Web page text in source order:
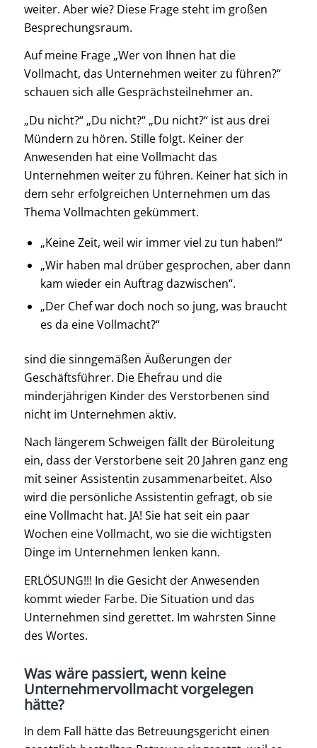
weiter. Aber wie? Diese Frage steht im großen
Besprechungsraum.
Auf meine Frage „Wer von Ihnen hat die
Vollmacht, das Unternehmen weiter zu führen?“
schauen sich alle Gesprächsteilnehmer an.
„Du nicht?“ „Du nicht?“ „Du nicht?“ ist aus drei
Mündern zu hören. Stille folgt. Keiner der
Anwesenden hat eine Vollmacht das
Unternehmen weiter zu führen. Keiner hat sich in
dem sehr erfolgreichen Unternehmen um das
Thema Vollmachten gekümmert.
„Keine Zeit, weil wir immer viel zu tun haben!“
„Wir haben mal drüber gesprochen, aber dann
kam wieder ein Auftrag dazwischen“.
„Der Chef war doch noch so jung, was braucht
es da eine Vollmacht?“
sind die sinngemäßen Äußerungen der
Geschäftsführer. Die Ehefrau und die
minderjährigen Kinder des Verstorbenen sind
nicht im Unternehmen aktiv.
Nach längerem Schweigen fällt der Büroleitung
ein, dass der Verstorbene seit 20 Jahren ganz eng
mit seiner Assistentin zusammenarbeitet. Also
wird die persönliche Assistentin gefragt, ob sie
eine Vollmacht hat. JA! Sie hat seit ein paar
Wochen eine Vollmacht, wo sie die wichtigsten
Dinge im Unternehmen lenken kann.
ERLÖSUNG!!! In die Gesicht der Anwesenden
kommt wieder Farbe. Die Situation und das
Unternehmen sind gerettet. Im wahrsten Sinne
des Wortes.
Was wäre passiert, wenn keine
Unternehmervollmacht vorgelegen
hätte?
In dem Fall hätte das Betreuungsgericht einen